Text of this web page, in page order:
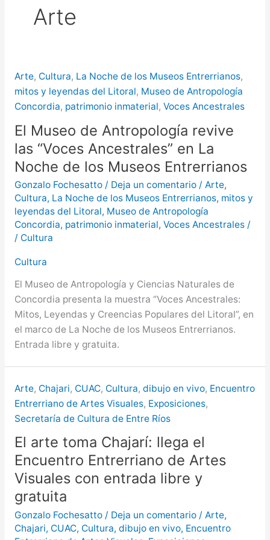
puntos de Concordia
Arte
Arte, Cultura, La Noche de los Museos Entrerrianos,
mitos y leyendas del Litoral, Museo de Antropología
Concordia, patrimonio inmaterial, Voces Ancestrales
El Museo de Antropología revive
las “Voces Ancestrales” en La
Noche de los Museos Entrerrianos
Gonzalo Fochesatto / Deja un comentario / Arte,
Cultura, La Noche de los Museos Entrerrianos, mitos y
leyendas del Litoral, Museo de Antropología
Concordia, patrimonio inmaterial, Voces Ancestrales/
/ Cultura
Cultura
El Museo de Antropología y Ciencias Naturales de
Concordia presenta la muestra “Voces Ancestrales:
Mitos, Leyendas y Creencias Populares del Litoral”, en
el marco de La Noche de los Museos Entrerrianos.
Entrada libre y gratuita.
Arte, Chajari, CUAC, Cultura, dibujo en vivo, Encuentro
Entrerriano de Artes Visuales, Exposiciones,
Secretaría de Cultura de Entre Ríos
El arte toma Chajarí: llega el
Encuentro Entrerriano de Artes
Visuales con entrada libre y
gratuita
Gonzalo Fochesatto / Deja un comentario / Arte,
Chajari, CUAC, Cultura, dibujo en vivo, Encuentro